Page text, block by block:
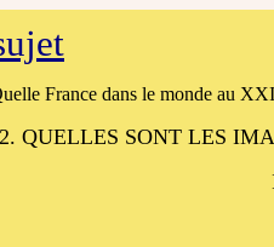
France dans le monde au
2. QUELLES SONT LES